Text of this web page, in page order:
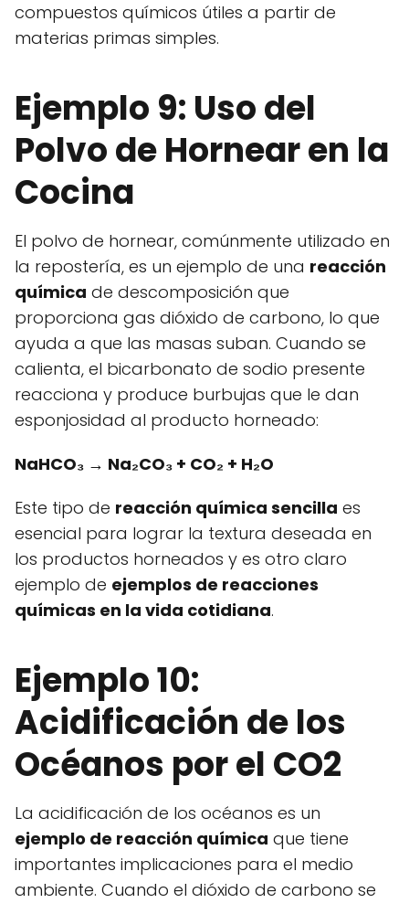
compuestos químicos útiles a partir de
materias primas simples.
Ejemplo 9: Uso del
Polvo de Hornear en la
Cocina
El polvo de hornear, comúnmente utilizado en
la repostería, es un ejemplo de una reacción
química de descomposición que
proporciona gas dióxido de carbono, lo que
ayuda a que las masas suban. Cuando se
calienta, el bicarbonato de sodio presente
reacciona y produce burbujas que le dan
esponjosidad al producto horneado:
NaHCO₃ → Na₂CO₃ + CO₂ + H₂O
Este tipo de reacción química sencilla es
esencial para lograr la textura deseada en
los productos horneados y es otro claro
ejemplo de ejemplos de reacciones
químicas en la vida cotidiana.
Ejemplo 10:
Acidificación de los
Océanos por el CO2
La acidificación de los océanos es un
ejemplo de reacción química que tiene
importantes implicaciones para el medio
ambiente. Cuando el dióxido de carbono se